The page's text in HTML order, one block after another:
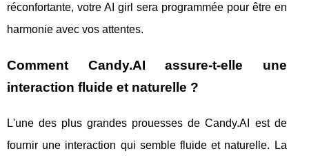
réconfortante, votre AI girl sera programmée pour être en
harmonie avec vos attentes.
Comment Candy.AI assure-t-elle une
interaction fluide et naturelle ?
L'une des plus grandes prouesses de Candy.AI est de
fournir une interaction qui semble fluide et naturelle. La